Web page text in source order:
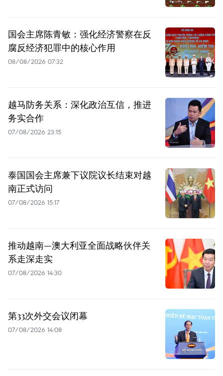
国会主席陈青敏：强化经济警察在反
腐反经济犯罪中的核心作用
08/08/2026 07:32
越马防务关系：深化政治互信，推进
务实合作
07/08/2026 23:15
泰国国会主席兼下议院议长结束对越
南正式访问
07/08/2026 15:17
推动越南—澳大利亚全面战略伙伴关
系走深走实
07/08/2026 14:30
第33次外交会议闭幕
07/08/2026 14:08